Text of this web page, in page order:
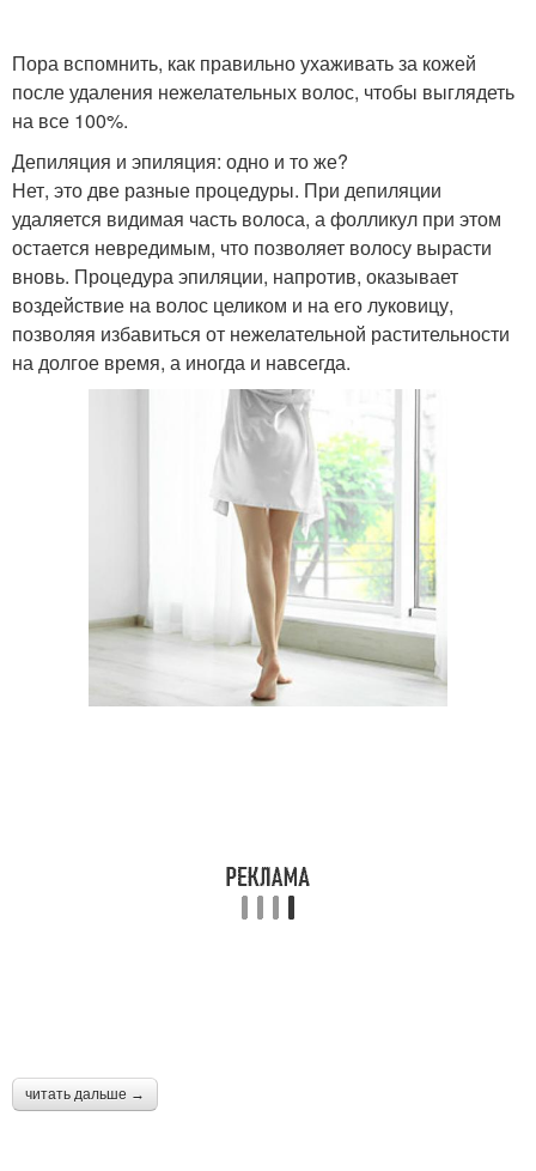
Пора вспомнить, как правильно ухаживать за кожей
после удаления нежелательных волос, чтобы выглядеть
на все 100%.
Депиляция и эпиляция: одно и то же?
Нет, это две разные процедуры. При депиляции
удаляется видимая часть волоса, а фолликул при этом
остается невредимым, что позволяет волосу вырасти
вновь. Процедура эпиляции, напротив, оказывает
воздействие на волос целиком и на его луковицу,
позволяя избавиться от нежелательной растительности
на долгое время, а иногда и навсегда.
читать дальше →